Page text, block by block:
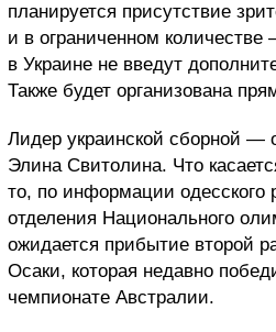
планируется присутствие
и в ограниченном
в Украине не введут
Также будет организована
Лидер украинской сборной —
Элина Свитолина. Что
то, по информации одесского
отделения Национального
ожидается прибытие второй
Осаки, которая недавно
чемпионате Австралии.